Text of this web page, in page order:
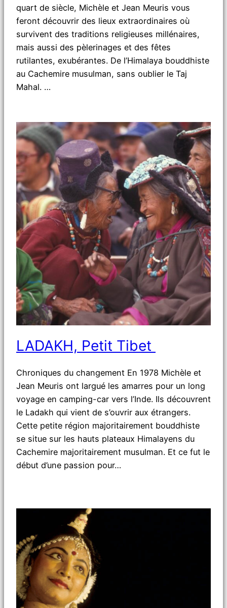
quart de siècle, Michèle et Jean Meuris vous
feront découvrir des lieux extraordinaires où
survivent des traditions religieuses millénaires,
mais aussi des pèlerinages et des fêtes
rutilantes, exubérantes. De l’Himalaya bouddhiste
au Cachemire musulman, sans oublier le Taj
Mahal. …
LADAKH, Petit Tibet
Chroniques du changement En 1978 Michèle et
Jean Meuris ont largué les amarres pour un long
voyage en camping-car vers l’Inde. Ils découvrent
le Ladakh qui vient de s’ouvrir aux étrangers.
Cette petite région majoritairement bouddhiste
se situe sur les hauts plateaux Himalayens du
Cachemire majoritairement musulman. Et ce fut le
début d’une passion pour…